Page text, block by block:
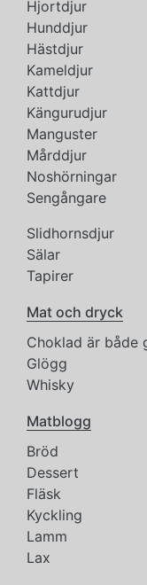
Hjortdjur
Hunddjur
Hästdjur
Kameldjur
Kattdjur
Kängurudjur
Manguster
Mårddjur
Noshörningar
Sengångare
Slidhornsdjur
Sälar
Tapirer
Mat och dryck
Choklad är
Glögg
Whisky
Matblogg
Bröd
Dessert
Fläsk
Kyckling
Lamm
Lax